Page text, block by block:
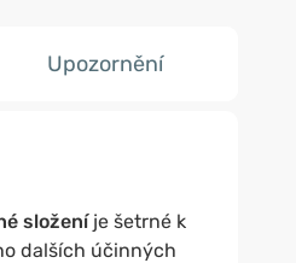
Upozornění
složeníje šetrné k
dalších účinných